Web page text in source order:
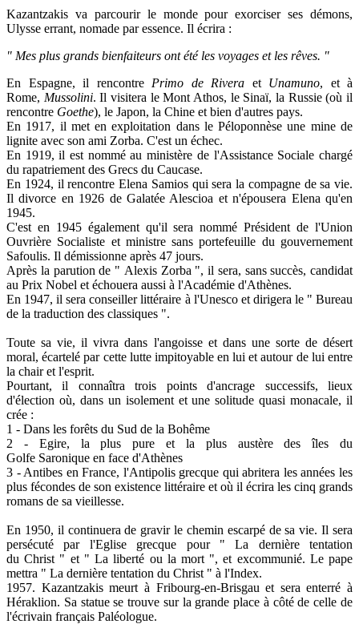
Kazantzakis va parcourir le monde pour exorciser ses démons,
Ulysse errant, nomade par essence. Il écrira :
" Mes plus grands bienfaiteurs ont été les voyages et les rêves. "
En Espagne, il rencontre Primo de Rivera et Unamuno, et à
Rome, Mussolini. Il visitera le Mont Athos, le Sinaï, la Russie (où il
rencontre Goethe), le Japon, la Chine et bien d'autres pays.
En 1917, il met en exploitation dans le Péloponnèse une mine de
lignite avec son ami Zorba. C'est un échec.
En 1919, il est nommé au ministère de l'Assistance Sociale chargé
du rapatriement des Grecs du Caucase.
En 1924, il rencontre Elena Samios qui sera la compagne de sa vie.
Il divorce en 1926 de Galatée Alescioa et n'épousera Elena qu'en
1945.
C'est en 1945 également qu'il sera nommé Président de l'Union
Ouvrière Socialiste et ministre sans portefeuille du gouvernement
Safoulis. Il démissionne après 47 jours.
Après la parution de " Alexis Zorba ", il sera, sans succès, candidat
au Prix Nobel et échouera aussi à l'Académie d'Athènes.
En 1947, il sera conseiller littéraire à l'Unesco et dirigera le " Bureau
de la traduction des classiques ".
Toute sa vie, il vivra dans l'angoisse et dans une sorte de désert
moral, écartelé par cette lutte impitoyable en lui et autour de lui entre
la chair et l'esprit.
Pourtant, il connaîtra trois points d'ancrage successifs, lieux
d'élection où, dans un isolement et une solitude quasi monacale, il
crée :
1 - Dans les forêts du Sud de la Bohême
2 - Egire, la plus pure et la plus austère des îles du
Golfe Saronique en face d'Athènes
3 - Antibes en France, l'Antipolis grecque qui abritera les années les
plus fécondes de son existence littéraire et où il écrira les cinq grands
romans de sa vieillesse.
En 1950, il continuera de gravir le chemin escarpé de sa vie. Il sera
persécuté par l'Eglise grecque pour " La dernière tentation
du Christ " et " La liberté ou la mort ", et excommunié. Le pape
mettra " La dernière tentation du Christ " à l'Index.
1957. Kazantzakis meurt à Fribourg-en-Brisgau et sera enterré à
Héraklion. Sa statue se trouve sur la grande place à côté de celle de
l'écrivain français Paléologue.